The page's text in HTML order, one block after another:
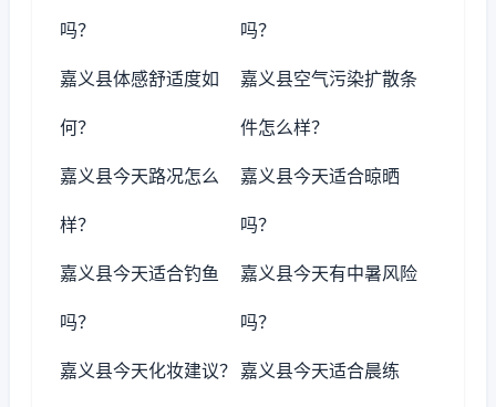
吗？ 吗？
嘉义县体感舒适度如
何？
嘉义县空气污染扩散条
件怎么样？
嘉义县今天路况怎么
样？
嘉义县今天适合晾晒
吗？
嘉义县今天适合钓鱼
吗？
嘉义县今天有中暑风险
吗？
嘉义县今天化妆建议？ 嘉义县今天适合晨练